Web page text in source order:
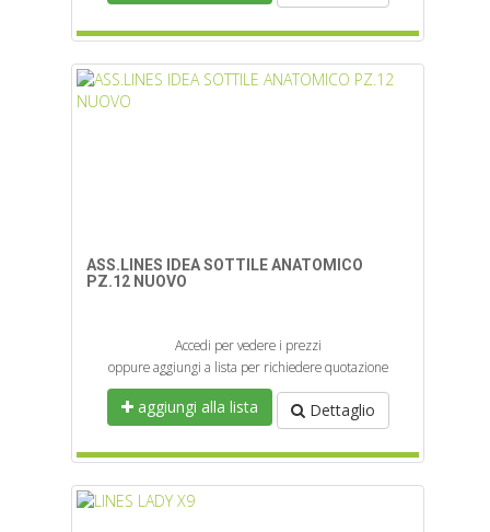
ASS.LINES IDEA SOTTILE ANATOMICO
PZ.12 NUOVO
Accedi per vedere i prezzi
oppure aggiungi a lista per richiedere quotazione
aggiungi alla lista Dettaglio